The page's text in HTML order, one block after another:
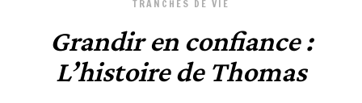
TRANCHES DE VIE
Grandir en confiance :
L’histoire de Thomas